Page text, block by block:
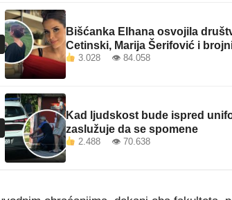
Bišćanka Elhana osvojila
Cetinski, Marija Šerifović i
3.028 👁 84.058
Kad ljudskost bude ispred
zaslužuje da se spomene
2.488 👁 70.638